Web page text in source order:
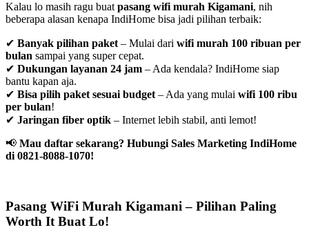
Kalau lo masih ragu buat pasang wifi murah Kigamani, nih
beberapa alasan kenapa IndiHome bisa jadi pilihan terbaik:
✔ Banyak pilihan paket – Mulai dari wifi murah 100 ribuan per
bulan sampai yang super cepat.
✔ Dukungan layanan 24 jam – Ada kendala? IndiHome siap
bantu kapan aja.
✔ Bisa pilih paket sesuai budget – Ada yang mulai wifi 100 ribu
per bulan!
✔ Jaringan fiber optik – Internet lebih stabil, anti lemot!
📢 Mau daftar sekarang? Hubungi Sales Marketing IndiHome
di 0821-8088-1070!
Pasang WiFi Murah Kigamani – Pilihan Paling
Worth It Buat Lo!